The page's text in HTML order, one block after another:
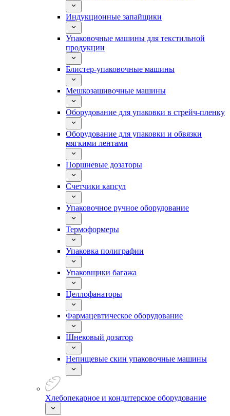
Индукционные запайщики
Упаковочные машины для текстильной
продукции
Блистер-упаковочные машины
Мешкозашивочные машины
Оборудование для упаковки в стрейч-пленку
Оборудование для упаковки и обвязки
мягкими лентами
Поршневые дозаторы
Счетчики капсул
Упаковочное ручное оборудование
Термоформеры
Упаковка полиграфии
Упаковщики багажа
Целлофанаторы
Фармацевтическое оборудование
Шнековый дозатор
Непищевые скин упаковочные машины
Хлебопекарное и кондитерское оборудование